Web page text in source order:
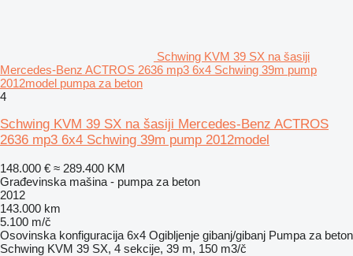
Schwing KVM 39 SX na šasiji
Mercedes-Benz ACTROS 2636 mp3 6x4 Schwing 39m pump
2012model pumpa za beton
4
Schwing KVM 39 SX na šasiji Mercedes-Benz ACTROS
2636 mp3 6x4 Schwing 39m pump 2012model
148.000 € ≈ 289.400 KM
Građevinska mašina - pumpa za beton
2012
143.000 km
5.100 m/č
Osovinska konfiguracija 6x4 Ogibljenje gibanj/gibanj Pumpa za beton
Schwing KVM 39 SX, 4 sekcije, 39 m, 150 m3/č